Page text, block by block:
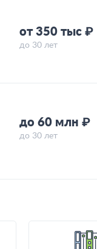
от 350 тыс ₽
до 30 лет
до 60 млн ₽
до 30 лет